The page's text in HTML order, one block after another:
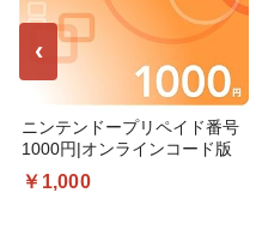
‹
ニンテンドープリペイド番号
1000円|オンラインコード版
￥1,000